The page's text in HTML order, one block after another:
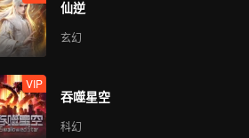
仙逆
玄幻
VIP
吞噬星空
科幻